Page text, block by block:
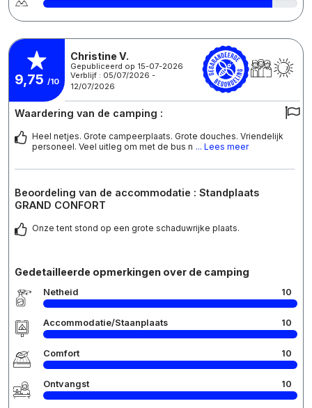
9,75 /10
Christine V.
Gepubliceerd op 15-07-2026
Verblijf : 05/07/2026 -
12/07/2026
Waardering van de camping :
Heel netjes. Grote campeerplaats. Grote douches. Vriendelijk
personeel. Veel uitleg om met de bus n ... Lees meer
Beoordeling van de accommodatie : Standplaats
GRAND CONFORT
Onze tent stond op een grote schaduwrijke plaats.
Gedetailleerde opmerkingen over de camping
Netheid 10
Accommodatie/Staanplaats 10
Comfort 10
Ontvangst 10